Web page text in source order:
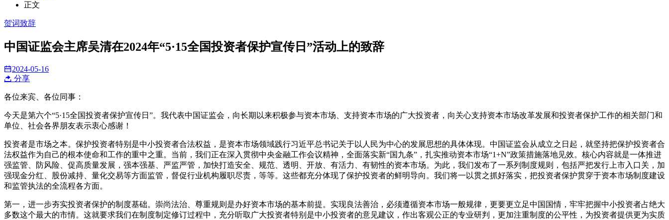
正文
贺词致辞
中国证监会主席吴清在2024年“5·15全国投资者保护宣传日”活动上的致辞
2024-05-16
分享
各位来宾、各位同事：
今天是第六个“5·15全国投资者保护宣传日”。我代表中国证监会，向长期以来积极参与资本市场、支持资本市场的广大投资者，向关心支持资本市场改革发展和投资者保护工作的相关部门和
单位、社会各界朋友表示衷心感谢！
投资者是市场之本。保护投资者特别是中小投资者合法权益，是资本市场领域践行习近平总书记关于以人民为中心的发展思想的具体体现。中国证监会从成立之日起，就坚持把保护投资者合
法权益作为自己的根本使命和工作的重中之重。当前，我们正在深入贯彻中央金融工作会议精神，全面落实新“国九条”，扎实推动资本市场“1+N”政策措施落地见效。核心内容就是一体推进
强监管、防风险、促高质量发展，强本强基、严监严管，加快打造安全、规范、透明、开放、有活力、有韧性的资本市场。为此，我们发布了一系列制度规则，包括严把发行上市入口关，加
强现金分红、股份减持、量化交易等方面监管，督促行业机构履职尽责，等等。这些都充分体现了保护投资者的鲜明导向。我们将一以贯之抓好落实，把投资者保护贯穿于资本市场制度建设
和监管执法的全流程各方面。
第一，进一步夯实投资者保护的制度基础。崇尚法治、尊重规则是办好资本市场的基本前提。实现良法善治，必须遵循资本市场一般规律，更要更立足中国国情，牢牢把握中小投资者占绝大
多数这个最大的市情。这就要求我们在制度制定修订过程中，充分听取广大投资者特别是中小投资者的意见建议，作出客观公正的专业研判，更加注重制度的公平性，为投资者提供更为实质